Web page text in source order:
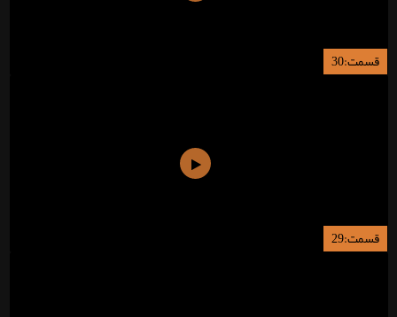
قسمت:30
قسمت:29